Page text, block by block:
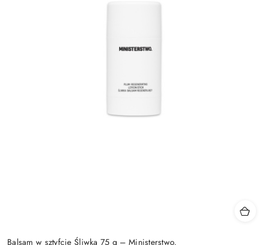
Balsam w sztyfcie Śliwka 75 g – Ministerstwo.